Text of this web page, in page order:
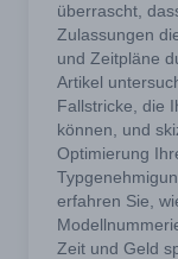
überrascht,
Zulassungen
und Zeitpläne
Artikel
Fallstricke, die
können, und
Optimierung
erfahren Sie,
Zeit und Geld